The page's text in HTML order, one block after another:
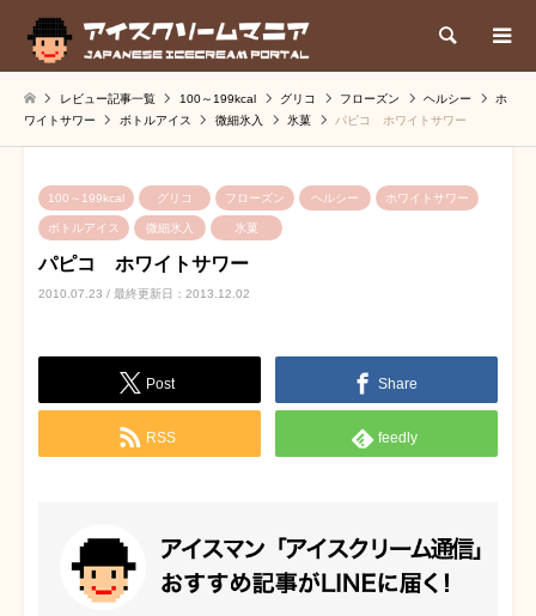
検索
レビュー記事一覧 100～199kcal グリコ フローズン ヘルシー
ホ
ワイトサワー
ボトルアイス 微細氷入 氷菓 パピコ ホワイトサワー
100～199kcal グリコ フローズン ヘルシー ホワイトサワー
ボトルアイス 微細氷入 氷菓
パピコ ホワイトサワー
2010.07.23 / 最終更新日：2013.12.02
Post Share
RSS feedly